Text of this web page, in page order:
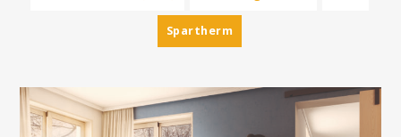
Spartherm